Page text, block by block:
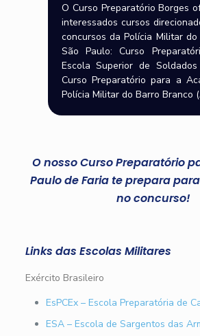
O Curso Preparatório Borges
interessados cursos
concursos da Polícia Militar
São Paulo: Curso
Escola Superior de
Curso Preparatório para a
Polícia Militar do Barro Branco
O nosso Curso Preparatório
Paulo de Faria te prepara
no concurso!
Links das Escolas Militares
Exército Brasileiro
EsPCEx – Escola Preparatória de
ESA – Escola de Sargentos das